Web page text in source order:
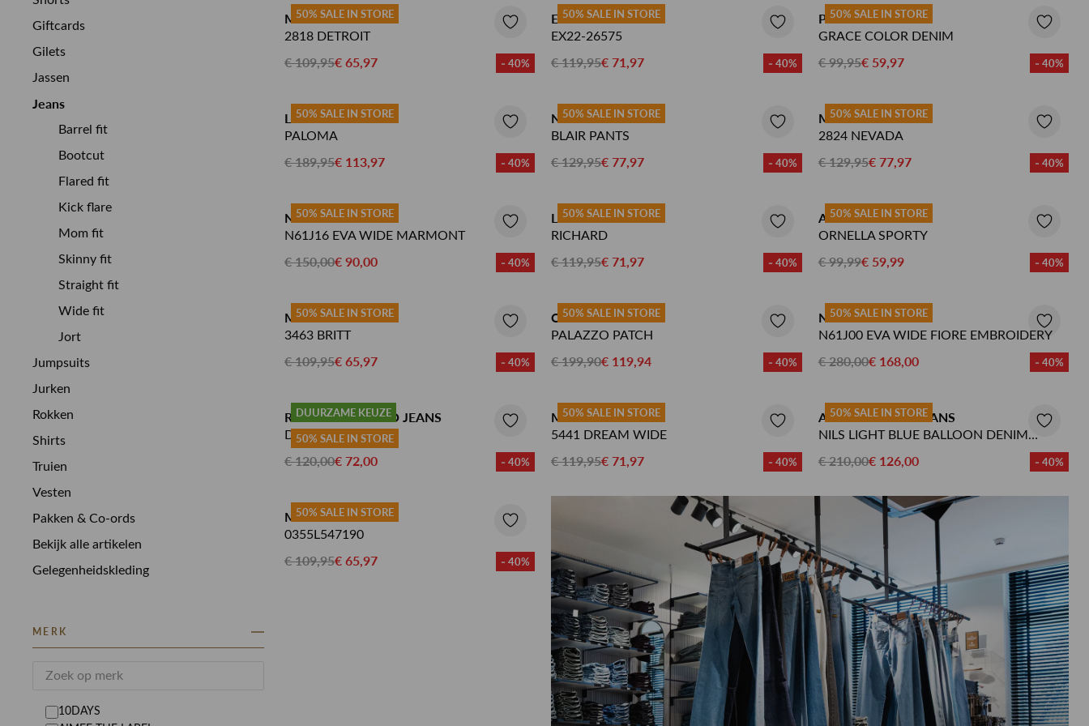
Herenkappers de Vos
Giftcards
Gilets
Jassen
Jeans
Barrel fit
Bootcut
Flared fit
Kick flare
Mom fit
Skinny fit
Straight fit
Wide fit
Jort
Jumpsuits
Jurken
Rokken
Shirts
Truien
Vesten
Pakken & Co-ords
Bekijk alle artikelen
Gelegenheidskleding
MERK
10DAYS
50% SALE IN STORE
MAC JEANS
2818 DETROIT
€ 109,95€ 65,97 - 40%
50% SALE IN STORE
EXPRESSO JEANS
EX22-26575
€ 119,95€ 71,97 - 40%
50% SALE IN STORE
PARA MI JEANS
GRACE COLOR DENIM
€ 99,95€ 59,97 - 40%
50% SALE IN STORE
LOIS JEANS
PALOMA
€ 189,95€ 113,97 - 40%
50% SALE IN STORE
NUKUS JEANS
BLAIR PANTS
€ 129,95€ 77,97 - 40%
50% SALE IN STORE
MAC JEANS
2824 NEVADA
€ 129,95€ 77,97 - 40%
50% SALE IN STORE
NEUW JEANS
N61J16 EVA WIDE MARMONT
€ 150,00€ 90,00 - 40%
50% SALE IN STORE
LABEL DOT JEANS
RICHARD
€ 119,95€ 71,97 - 40%
50% SALE IN STORE
ANGELS JEANS
ORNELLA SPORTY
€ 99,99€ 59,99 - 40%
50% SALE IN STORE
MAC JEANS
3463 BRITT
€ 109,95€ 65,97 - 40%
50% SALE IN STORE
CAMBIO JEANS
PALAZZO PATCH
€ 199,90€ 119,94 - 40%
50% SALE IN STORE
NEUW JEANS
N61J00 EVA WIDE FIORE EMBROIDERY
€ 280,00€ 168,00 - 40%
DUURZAME KEUZE
50% SALE IN STORE
RA DENIM STUDIO JEANS
D21 LOOSE
€ 120,00€ 72,00 - 40%
50% SALE IN STORE
MAC JEANS
5441 DREAM WIDE
€ 119,95€ 71,97 - 40%
50% SALE IN STORE
AME ANTWERP JEANS
NILS LIGHT BLUE BALLOON DENIM
€ 210,00€ 126,00 - 40%
50% SALE IN STORE
MAC JEANS
0355L547190
€ 109,95€ 65,97 - 40%